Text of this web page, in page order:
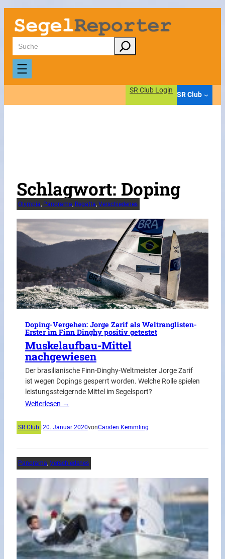
Zum
Inhalt
springen
Suchen
SR Club Login
SR Club
Schlagwort: Doping
Olympia, Panorama, Regatta, Verschiedenes
Doping-Vergehen: Jorge Zarif als Weltranglisten-
Erster im Finn Dinghy positiv getestet
Muskelaufbau-Mittel
nachgewiesen
Der brasilianische Finn-Dinghy-Weltmeister Jorge Zarif
ist wegen Dopings gesperrt worden. Welche Rolle spielen
leistungssteigernde Mittel im Segelsport?
Weiterlesen →
SR Club 20. Januar 2020vonCarsten Kemmling
Panorama, Verschiedenes